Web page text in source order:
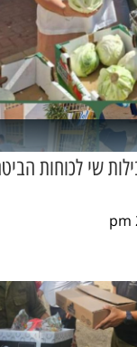
שי לכוחות